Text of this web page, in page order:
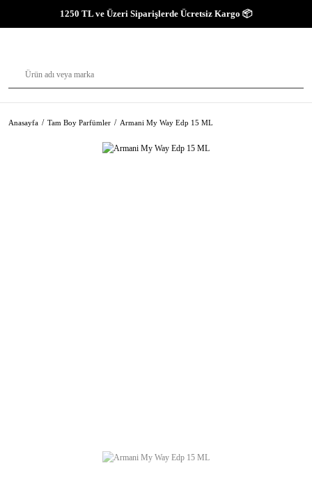
1250 TL ve Üzeri Siparişlerde Ücretsiz Kargo 📦
Anasayfa Tam Boy Parfümler Armani My Way Edp 15 ML